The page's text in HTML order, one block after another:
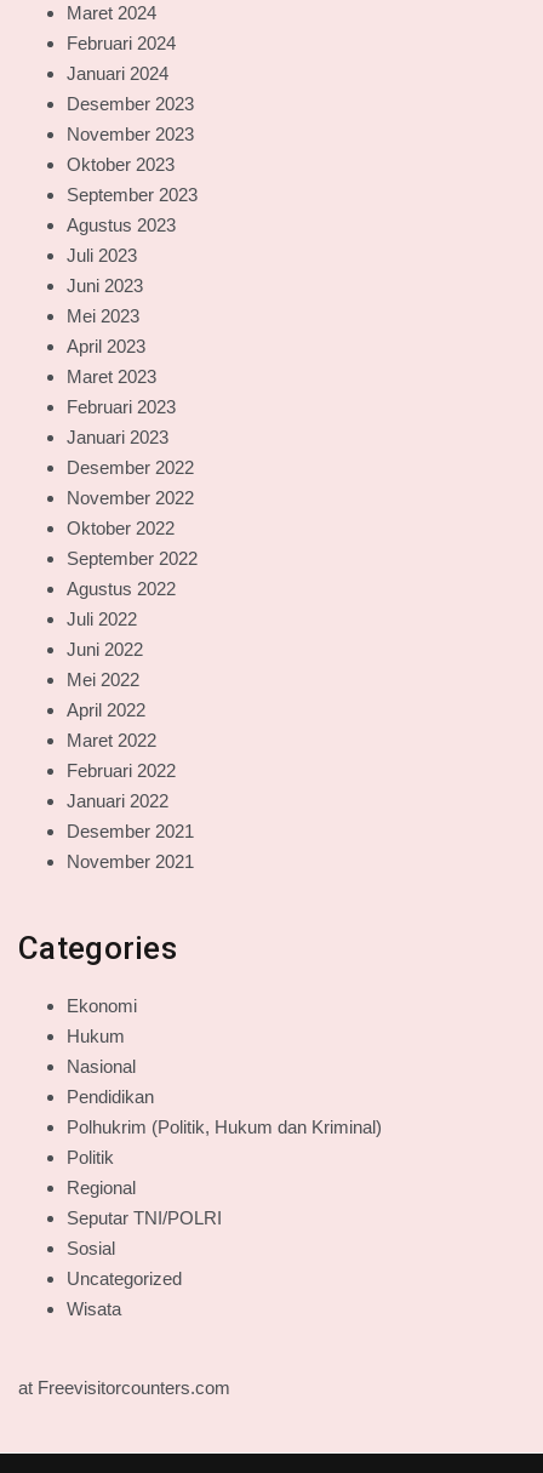
Maret 2024
Februari 2024
Januari 2024
Desember 2023
November 2023
Oktober 2023
September 2023
Agustus 2023
Juli 2023
Juni 2023
Mei 2023
April 2023
Maret 2023
Februari 2023
Januari 2023
Desember 2022
November 2022
Oktober 2022
September 2022
Agustus 2022
Juli 2022
Juni 2022
Mei 2022
April 2022
Maret 2022
Februari 2022
Januari 2022
Desember 2021
November 2021
Categories
Ekonomi
Hukum
Nasional
Pendidikan
Polhukrim (Politik, Hukum dan Kriminal)
Politik
Regional
Seputar TNI/POLRI
Sosial
Uncategorized
Wisata
at Freevisitorcounters.com